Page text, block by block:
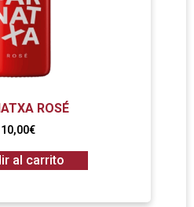
ROSÉ
10,00€
al carrito